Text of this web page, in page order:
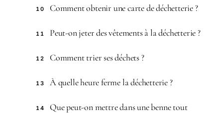
10 Comment obtenir une carte de déchetterie ?
11 Peut-on jeter des vêtements à la déchetterie ?
12 Comment trier ses déchets ?
13 À quelle heure ferme la déchetterie ?
14
Que peut-on mettre dans une benne tout